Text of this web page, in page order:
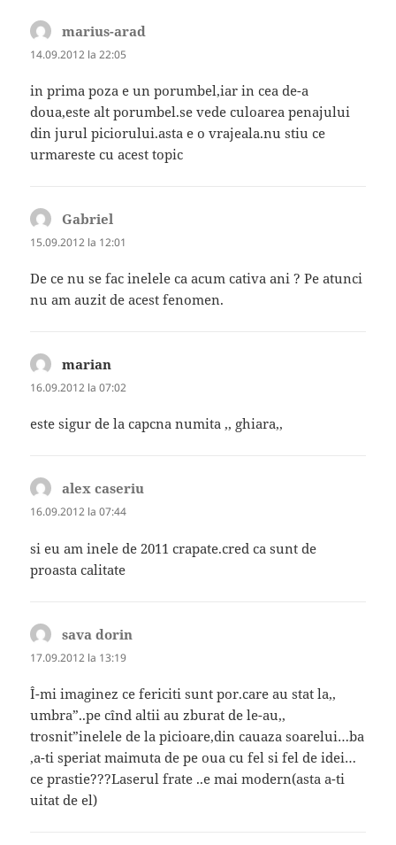
marius-arad
14.09.2012 la 22:05
in prima poza e un porumbel,iar in cea de-a
doua,este alt porumbel.se vede culoarea penajului
din jurul piciorului.asta e o vrajeala.nu stiu ce
urmareste cu acest topic
Gabriel
15.09.2012 la 12:01
De ce nu se fac inelele ca acum cativa ani ? Pe atunci
nu am auzit de acest fenomen.
marian
16.09.2012 la 07:02
este sigur de la capcna numita ,, ghiara,,
alex caseriu
16.09.2012 la 07:44
si eu am inele de 2011 crapate.cred ca sunt de
proasta calitate
sava dorin
17.09.2012 la 13:19
Î-mi imaginez ce fericiti sunt por.care au stat la,,
umbra”..pe cînd altii au zburat de le-au,,
trosnit”inelele de la picioare,din cauaza soarelui…ba
,a-ti speriat maimuta de pe oua cu fel si fel de idei…
ce prastie???Laserul frate ..e mai modern(asta a-ti
uitat de el)